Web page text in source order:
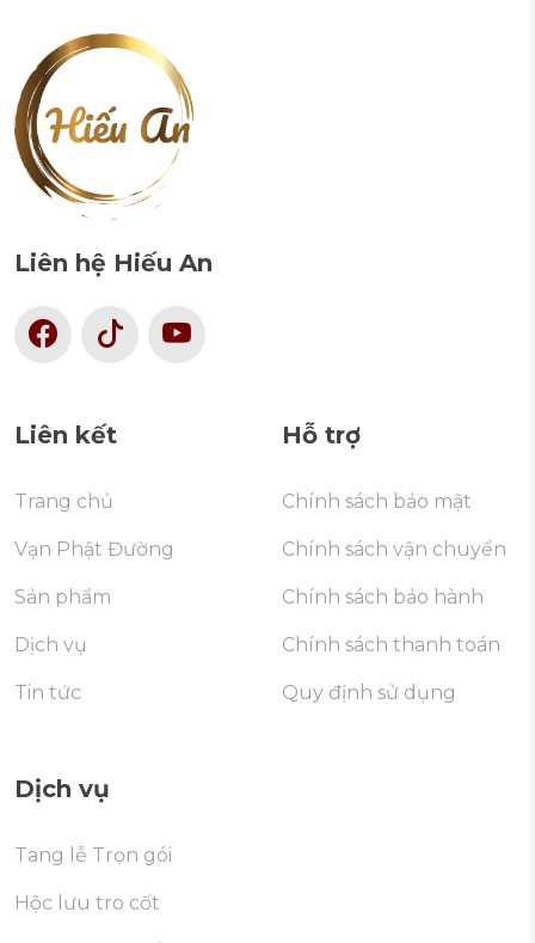
Liên hệ Hiếu An
Liên kết
Trang chủ
Vạn Phật Đường
Sản phẩm
Dịch vụ
Tin tức
Hỗ trợ
Chính sách bảo mật
Chính sách vận chuyển
Chính sách bảo hành
Chính sách thanh toán
Quy định sử dụng
Dịch vụ
Tang lễ Trọn gói
Hộc lưu tro cốt